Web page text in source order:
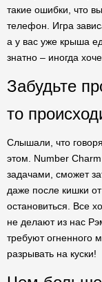
такие ошибки, что
телефон. Игра
а у вас уже крыша
знатно – иногда
Забудьте
то
Слышали, что
этом. Number
задачами, сможет
даже после кишки
остановиться. Все
не делают из нас
требуют огненного
разрывать на куски!